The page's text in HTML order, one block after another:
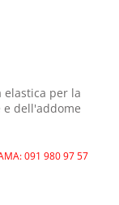
elastica per la
dell'addome
091 980 97 57